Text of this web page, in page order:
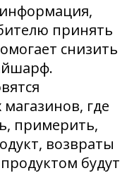
принять
снизить
где
примерить,
возвраты
будут